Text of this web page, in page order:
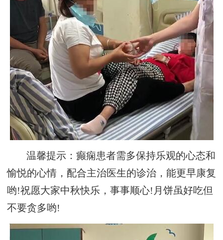
温馨提示：癫痫患者需多保持乐观的心态和
愉悦的心情，配合主治医生的诊治，能更早康复
哟!祝愿大家中秋快乐，事事顺心!月饼虽好吃但
不要贪多哟!